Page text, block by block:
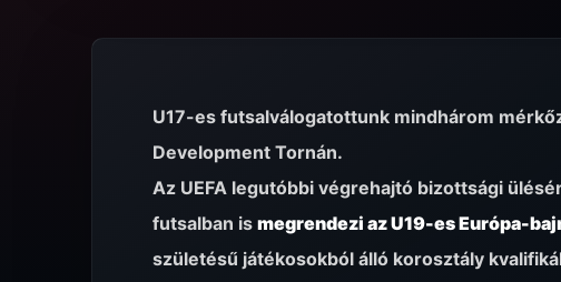
U17-es futsalválogatottunk mindhárom
Development Tornán.
Az UEFA legutóbbi végrehajtó bizottsági
futsalban is megrendezi az U19-es Európa-
születésű játékosokból álló korosztály